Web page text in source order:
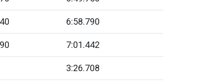
6:58.790
7:01.442
3:26.708